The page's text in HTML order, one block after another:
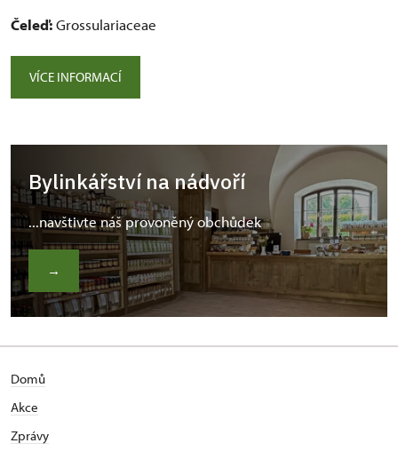
Čeleď:Grossulariaceae
VÍCE INFORMACÍ
Bylinkářství na nádvoří
...navštivte náš provoněný obchůdek
→
Domů
Akce
Zprávy